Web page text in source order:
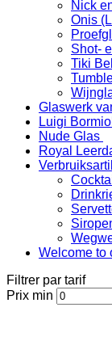
Nick
Onis
Shot-
Tiki
Glaswerk
Luigi
Nude Glas
Royal
Welcome to
Filtrer par tarif
Prix min